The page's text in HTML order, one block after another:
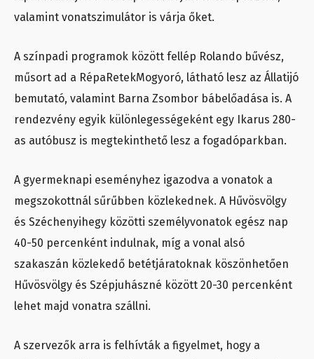
valamint vonatszimulátor is várja őket.
A színpadi programok között fellép Rolando bűvész,
műsort ad a RépaRetekMogyoró, látható lesz az Állatijó
bemutató, valamint Barna Zsombor bábelőadása is. A
rendezvény egyik különlegességeként egy Ikarus 280-
as autóbusz is megtekinthető lesz a fogadóparkban.
A gyermeknapi eseményhez igazodva a vonatok a
megszokottnál sűrűbben közlekednek. A Hűvösvölgy
és Széchenyihegy közötti személyvonatok egész nap
40-50 percenként indulnak, míg a vonal alsó
szakaszán közlekedő betétjáratoknak köszönhetően
Hűvösvölgy és Szépjuhászné között 20-30 percenként
lehet majd vonatra szállni.
A szervezők arra is felhívták a figyelmet, hogy a